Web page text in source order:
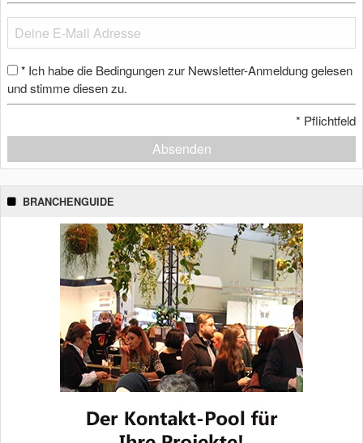
* Ich habe die Bedingungen zur Newsletter-Anmeldung gelesen
und stimme diesen zu.
* Pflichtfeld
Absenden
BRANCHENGUIDE